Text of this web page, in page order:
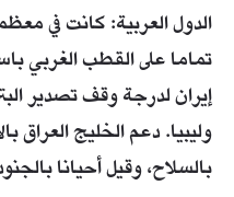
الدول العربية: كانت في
تماما على القطب الغربي
إيران لدرجة وقف تصدير
وليبيا. دعم الخليج العراق
بالسلاح، وقيل أحيانا